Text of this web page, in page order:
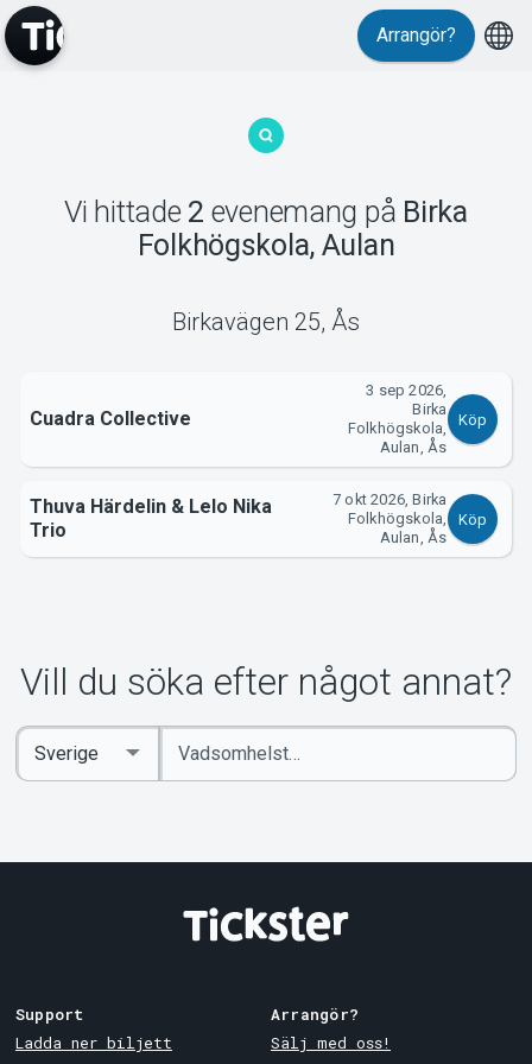
MyTickster
Arrangör?
Vi hittade 2 evenemang på Birka
Folkhögskola, Aulan
Birkavägen 25, Ås
Cuadra Collective
3 sep 2026,
Birka
Folkhögskola,
Aulan, Ås
Köp
Thuva Härdelin & Lelo Nika
Trio
7 okt 2026, Birka
Folkhögskola,
Aulan, Ås
Köp
Vill du söka efter något annat?
Ange
sökord
Select
Country
Support
Ladda ner biljett
Arrangör?
Sälj med oss!